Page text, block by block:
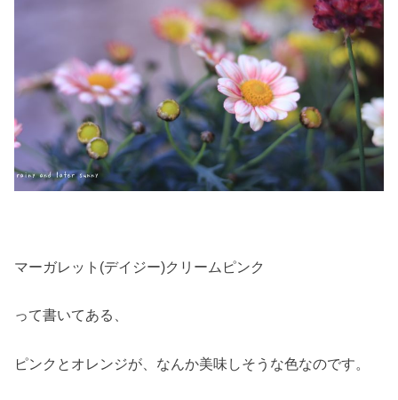
マーガレット(デイジー)クリームピンク
って書いてある、
ピンクとオレンジが、なんか美味しそうな色なのです。